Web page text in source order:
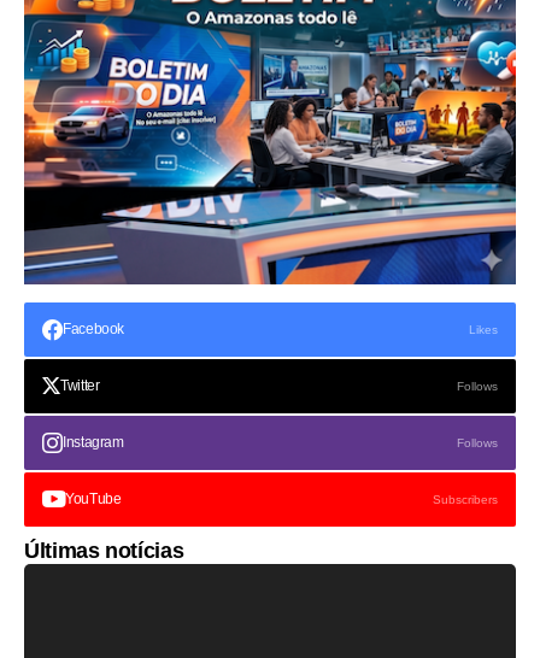
Facebook Likes
Twitter Follows
Instagram Follows
YouTube Subscribers
Últimas notícias